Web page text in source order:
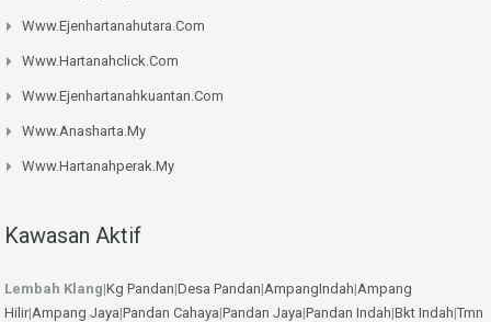
Www.ejenhartanahutara.com
Www.hartanahclick.com
Www.ejenhartanahkuantan.com
Www.anasharta.my
Www.hartanahperak.my
Kawasan Aktif
Lembah Klang|Kg Pandan|Desa Pandan|AmpangIndah|Ampang
Hilir|Ampang Jaya|Pandan Cahaya|Pandan Jaya|Pandan Indah|Bkt Indah|Tmn